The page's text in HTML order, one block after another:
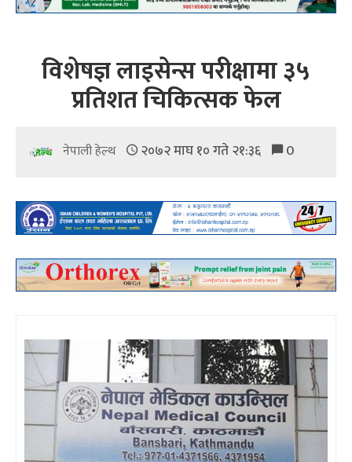
विशेषज्ञ लाइसेन्स परीक्षामा ३५
प्रतिशत चिकित्सक फेल
नेपाली हेल्थ २०७२ माघ १० गते २१:३६ 0